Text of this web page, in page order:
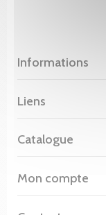
Informations
Liens
Catalogue
Mon compte